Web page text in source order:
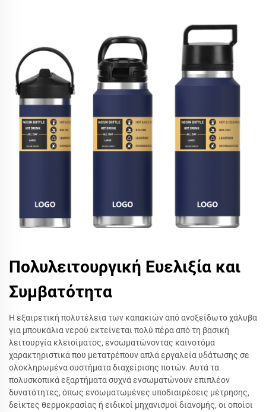
Πολυλειτουργική Ευελιξία και
Συμβατότητα
Η εξαιρετική πολυτέλεια των καπακιών από ανοξείδωτο χάλυβα
για μπουκάλια νερού εκτείνεται πολύ πέρα από τη βασική
λειτουργία κλεισίματος, ενσωματώνοντας καινοτόμα
χαρακτηριστικά που μετατρέπουν απλά εργαλεία υδάτωσης σε
ολοκληρωμένα συστήματα διαχείρισης ποτών. Αυτά τα
πολυσκοπικά εξαρτήματα συχνά ενσωματώνουν επιπλέον
δυνατότητες, όπως ενσωματωμένες υποδιαιρέσεις μέτρησης,
δείκτες θερμοκρασίας ή ειδικοί μηχανισμοί διανομής, οι οποίοι